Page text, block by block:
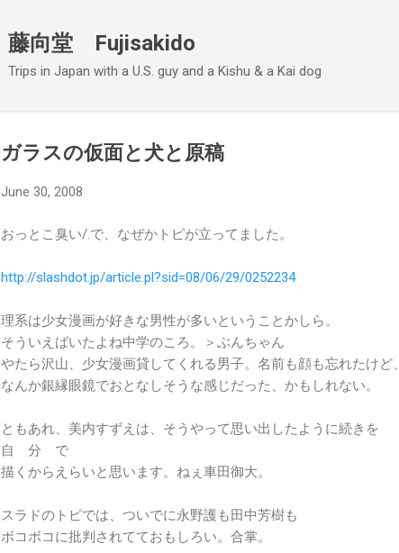
藤向堂 Fujisakido
Trips in Japan with a U.S. guy and a Kishu & a Kai dog
ガラスの仮面と犬と原稿
June 30, 2008
おっとこ臭い/.で、なぜかトピが立ってました。
http://slashdot.jp/article.pl?sid=08/06/29/0252234
理系は少女漫画が好きな男性が多いということかしら。
そういえばいたよね中学のころ。＞ぶんちゃん
やたら沢山、少女漫画貸してくれる男子。名前も顔も忘れたけど、
なんか銀縁眼鏡でおとなしそうな感じだった、かもしれない。
ともあれ、美内すずえは、そうやって思い出したように続きを
自 分 で
描くからえらいと思います。ねぇ車田御大。
スラドのトピでは、ついでに永野護も田中芳樹も
ボコボコに批判されてておもしろい。合掌。